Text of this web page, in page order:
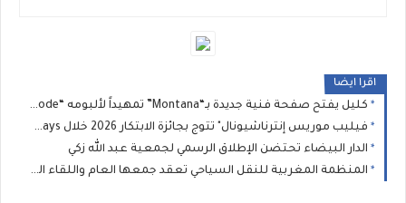
اقرا ايضا
كليل يفتح صفحة فنية جديدة بـ“Montana” تمهيداً لألبومه “Ghost Mode”
فيليب موريس إنترناشيونال" تتوج بجائزة الابتكار 2026 خلال Industry Meeting Days
الدار البيضاء تحتضن الإطلاق الرسمي لجمعية عبد الله زكي
المنظمة المغربية للنقل السياحي تعقد جمعها العام واللقاء الوطني لمهنيي القطاع بالدار البيضاء: محطة مؤسساتية لتقوية الحوار وتثمين دور النقل السياحي في التنمية